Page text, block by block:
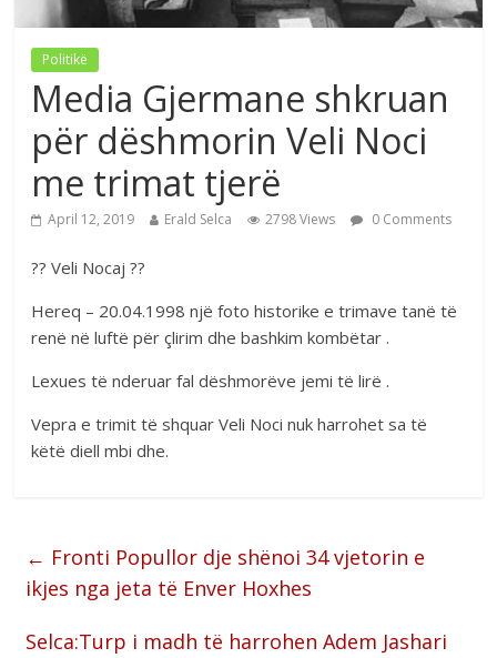
Politikë
Media Gjermane shkruan
për dëshmorin Veli Noci
me trimat tjerë
April 12, 2019 Erald Selca 2798 Views 0 Comments
?? Veli Nocaj ??
Hereq – 20.04.1998 një foto historike e trimave tanë të
renë në luftë për çlirim dhe bashkim kombëtar .
Lexues të nderuar fal dëshmorëve jemi të lirë .
Vepra e trimit të shquar Veli Noci nuk harrohet sa të
këtë diell mbi dhe.
← Fronti Popullor dje shënoi 34 vjetorin e
ikjes nga jeta të Enver Hoxhes
Selca:Turp i madh të harrohen Adem Jashari